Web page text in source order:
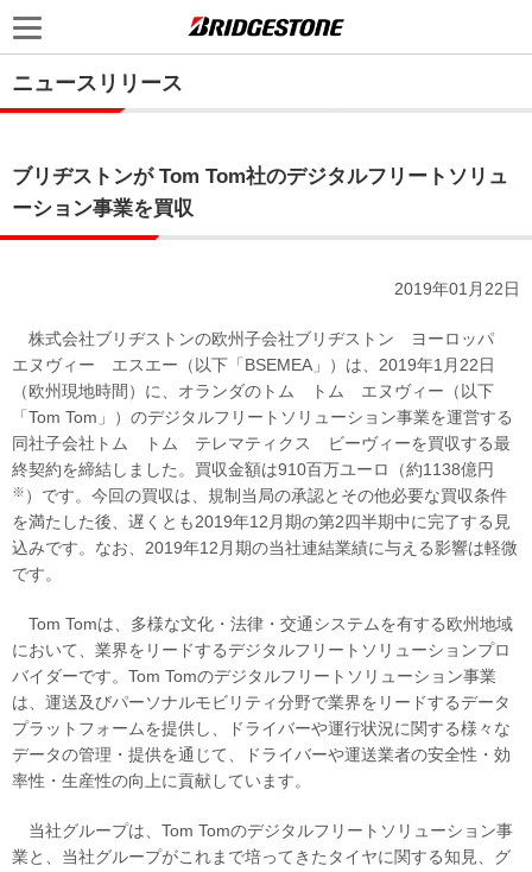
ニュースリリース
ブリヂストンが Tom Tom社のデジタルフリートソリュ
ーション事業を買収
2019年01月22日
株式会社ブリヂストンの欧州子会社ブリヂストン ヨーロッパ
エヌヴィー エスエー（以下「BSEMEA」）は、2019年1月22日
（欧州現地時間）に、オランダのトム トム エヌヴィー（以下
「Tom Tom」）のデジタルフリートソリューション事業を運営する
同社子会社トム トム テレマティクス ビーヴィーを買収する最
終契約を締結しました。買収金額は910百万ユーロ（約1138億円
※ ）です。今回の買収は、規制当局の承認とその他必要な買収条件
を満たした後、遅くとも2019年12月期の第2四半期中に完了する見
込みです。なお、2019年12月期の当社連結業績に与える影響は軽微
です。
Tom Tomは、多様な文化・法律・交通システムを有する欧州地域
において、業界をリードするデジタルフリートソリューションプロ
バイダーです。Tom Tomのデジタルフリートソリューション事業
は、運送及びパーソナルモビリティ分野で業界をリードするデータ
プラットフォームを提供し、ドライバーや運行状況に関する様々な
データの管理・提供を通じて、ドライバーや運送業者の安全性・効
率性・生産性の向上に貢献しています。
当社グループは、Tom Tomのデジタルフリートソリューション事
業と、当社グループがこれまで培ってきたタイヤに関する知見、グ